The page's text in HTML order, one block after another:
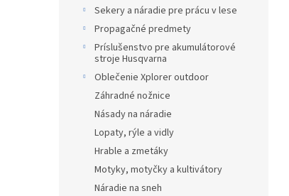
Sekery a náradie pre prácu v lese
Propagačné predmety
Príslušenstvo pre akumulátorové
stroje Husqvarna
Oblečenie Xplorer outdoor
Záhradné nožnice
Násady na náradie
Lopaty, rýle a vidly
Hrable a zmetáky
Motyky, motyčky a kultivátory
Náradie na sneh